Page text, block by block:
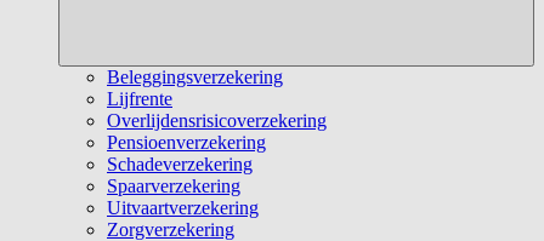
Beleggingsverzekering
Lijfrente
Overlijdensrisicoverzekering
Pensioenverzekering
Schadeverzekering
Spaarverzekering
Uitvaartverzekering
Zorgverzekering